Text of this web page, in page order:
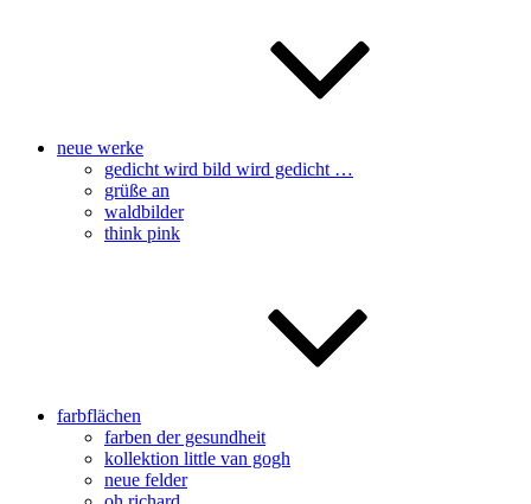
neue werke
gedicht wird bild wird gedicht …
grüße an
waldbilder
think pink
farbflächen
farben der gesundheit
kollektion little van gogh
neue felder